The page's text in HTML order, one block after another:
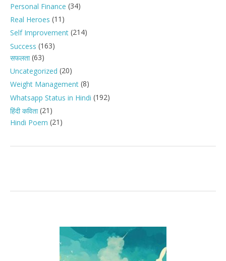
Personal Finance (34)
Real Heroes (11)
Self Improvement (214)
Success (163)
सफलता(63)
Uncategorized (20)
Weight Management (8)
Whatsapp Status in Hindi (192)
हिंदी कविता(21)
Hindi Poem (21)